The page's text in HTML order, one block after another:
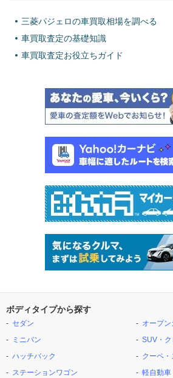
三菱パジェロの車買取相場を調べる
車買取査定の基礎知識
車買取査定お役立ちガイド
ボディタイプから探す
セダン
ミニバン
ハッチバック
ステーションワゴン
オープン
SUV・ク
クーペ
軽自動車